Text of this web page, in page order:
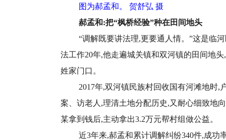
图为郝孟和。 贺舒弘 摄
郝孟和:把“枫桥经验”种在田间地头
“调解既要讲法理,更要通人情。”这是临
法工作20年,他走遍城关镇和双河镇的田间地
姓家门口。
2017年,双河镇民族村回收国有河滩地时
案、访老人,理清土地分配历史,又耐心细致地
某拿到钱后,主动拿出3.2万元帮村组做公益。
近3年来,郝孟和累计调解纠纷340件,成功